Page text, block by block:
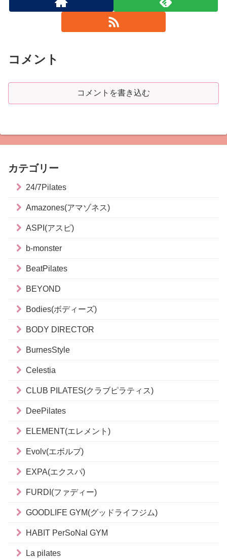
コメント
コメントを書き込む
カテゴリー
24/7Pilates
Amazones(アマゾネス)
ASPI(アスピ)
b-monster
BeatPilates
BEYOND
Bodies(ボディーズ)
BODY DIRECTOR
BurnesStyle
Celestia
CLUB PILATES(クラブピラティス)
DeePilates
ELEMENT(エレメント)
Evolv(エボルブ)
EXPA(エクスパ)
FURDI(ファディー)
GOODLIFE GYM(グッドライフジム)
HABIT PerSoNal GYM
La pilates